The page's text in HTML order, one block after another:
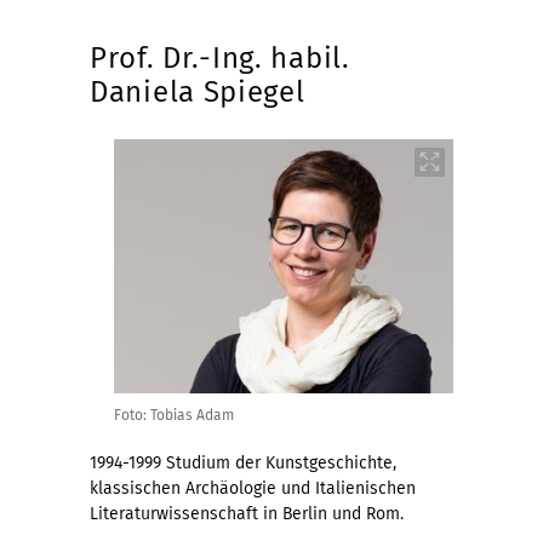
Prof. Dr.-Ing. habil.
Daniela Spiegel
Foto: Tobias Adam
1994-1999 Studium der Kunstgeschichte,
klassischen Archäologie und Italienischen
Literaturwissenschaft in Berlin und Rom.